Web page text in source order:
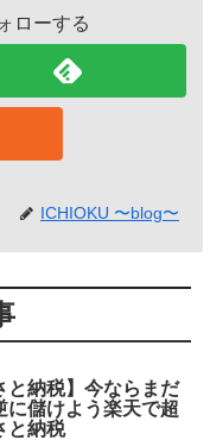
ローする
ICHIOKU 〜blog〜
と納税】今ならまだ
に儲けよう楽天で超
と納税